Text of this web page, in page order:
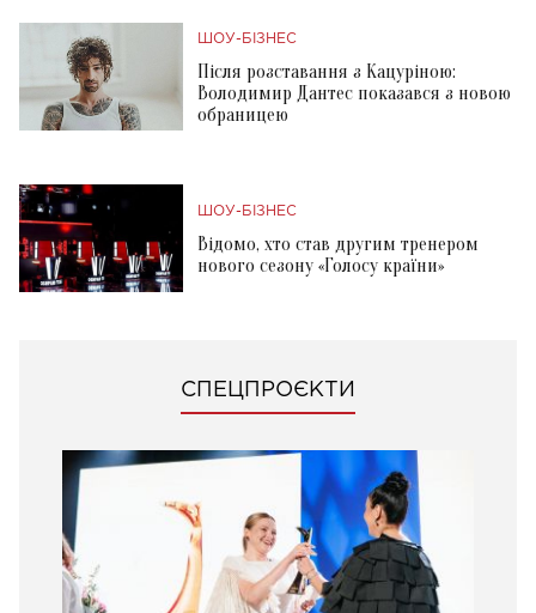
ШОУ-БІЗНЕС
Після розставання з Кацуріною:
Володимир Дантес показався з новою
обраницею
ШОУ-БІЗНЕС
Відомо, хто став другим тренером
нового сезону «Голосу країни»
СПЕЦПРОЄКТИ